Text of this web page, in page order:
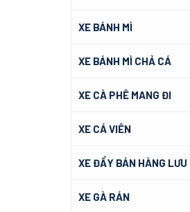
XE BÁNH MÌ
XE BÁNH MÌ CHẢ CÁ
XE CÀ PHÊ MANG ĐI
XE CÁ VIÊN
XE ĐẨY BÁN HÀNG LƯU
XE GÀ RÁN